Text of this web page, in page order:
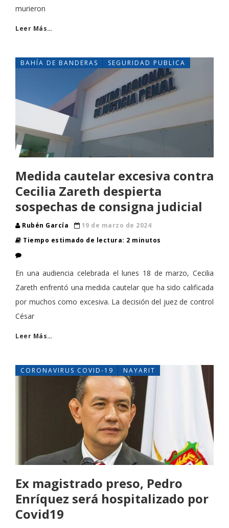
murieron
Leer Más…
BAHÍA DE BANDERAS SEGURIDAD PUBLICA
Medida cautelar excesiva contra
Cecilia Zareth despierta
sospechas de consigna judicial
Rubén García
19 de marzo de 2024
Tiempo estimado de lectura: 2 minutos
En una audiencia celebrada el lunes 18 de marzo, Cecilia
Zareth enfrentó una medida cautelar que ha sido calificada
por muchos como excesiva. La decisión del juez de control
César
Leer Más…
CORONAVIRUS COVID-19 NAYARIT
Ex magistrado preso, Pedro
Enríquez será hospitalizado por
Covid19